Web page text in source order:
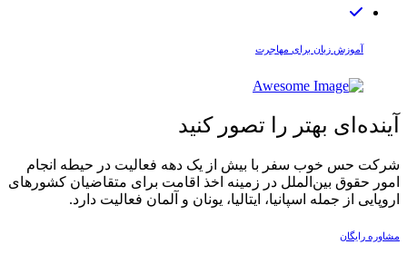
آموزش زبان برای مهاجرت
آینده‌ای بهتر را تصور کنید
شرکت حس خوب سفر با بیش از یک دهه فعالیت در حیطه انجام
امور حقوق بین‌الملل در زمینه اخذ اقامت برای متقاضیان کشورهای
اروپایی از جمله اسپانیا، ایتالیا، یونان و آلمان فعالیت دارد.‏
مشاوره رایگان